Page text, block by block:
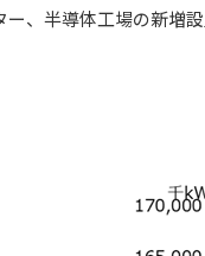
ー、半導体工場の新増